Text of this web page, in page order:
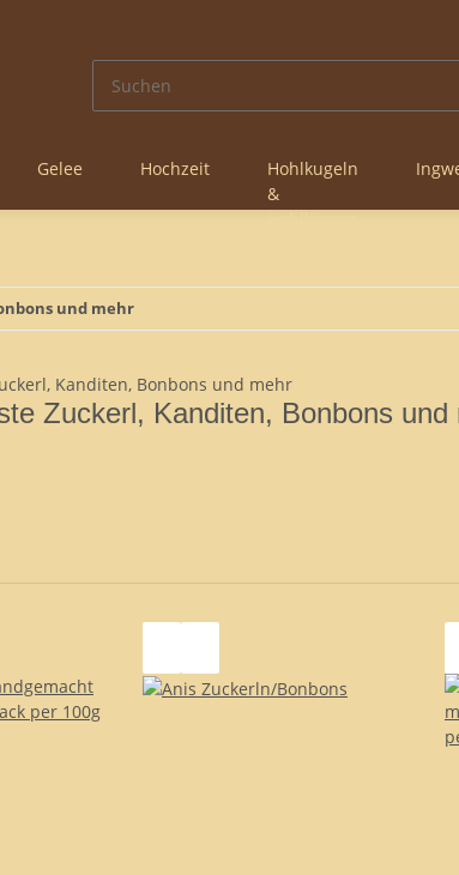
Gelee Hochzeit
Hohlkugeln
&
und mehr
Zuckerl, Kanditen, Bonbons und